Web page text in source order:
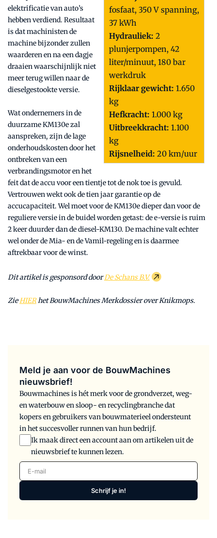
fosfaat, 350 V spanning,
37 kWh
Hydrauliek: 2
plunjerpompen, 42
liter/minuut, 180 bar
werkdruk
Rijklaar gewicht: 1.650
kg
Hefkracht: 1.000 kg
Uitbreekkracht: 1.100
kg
Rijsnelheid: 20 km/uur
elektrificatie van auto’s
hebben verdiend. Resultaat
is dat machinisten de
machine bijzonder zullen
waarderen en na een dagje
draaien waarschijnlijk niet
meer terug willen naar de
dieselgestookte versie.
Wat ondernemers in de
duurzame KM130e zal
aanspreken, zijn de lage
onderhoudskosten door het
ontbreken van een
verbrandingsmotor en het
feit dat de accu voor een tientje tot de nok toe is gevuld.
Vertrouwen wekt ook de tien jaar garantie op de
accucapaciteit. Wel moet voor de KM130e dieper dan voor de
reguliere versie in de buidel worden getast: de e-versie is ruim
2 keer duurder dan de diesel-KM130. De machine valt echter
wel onder de Mia- en de Vamil-regeling en is daarmee
aftrekbaar voor de winst.
Dit artikel is gesponsord doorDe Schans B.V.
ZieHIERhet BouwMachines Merkdossier over Knikmops.
Meld je aan voor de BouwMachines
nieuwsbrief!
Bouwmachines is hét merk voor de grondverzet, weg-
en waterbouw en sloop- en recyclingbranche dat
kopers en gebruikers van bouwmaterieel ondersteunt
in het succesvoller runnen van hun bedrijf.
Ik maak direct een account aan om artikelen uit de
nieuwsbrief te kunnen lezen.
E-mail
Schrijf je in!